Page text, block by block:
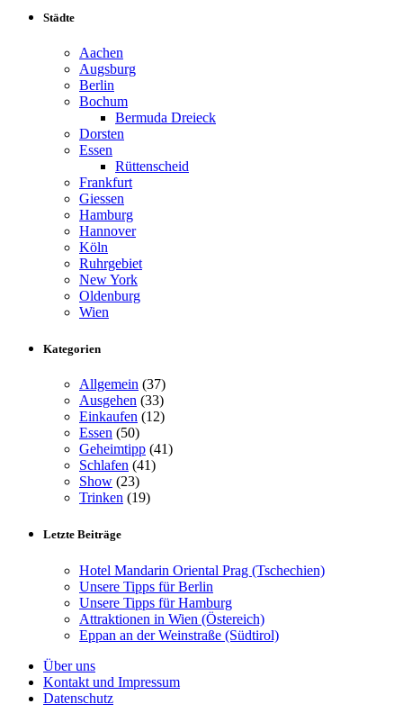
Städte
Aachen
Augsburg
Berlin
Bochum
Bermuda Dreieck
Dorsten
Essen
Rüttenscheid
Frankfurt
Giessen
Hamburg
Hannover
Köln
Ruhrgebiet
New York
Oldenburg
Wien
Kategorien
Allgemein (37)
Ausgehen (33)
Einkaufen (12)
Essen (50)
Geheimtipp (41)
Schlafen (41)
Show (23)
Trinken (19)
Letzte Beiträge
Hotel Mandarin Oriental Prag (Tschechien)
Unsere Tipps für Berlin
Unsere Tipps für Hamburg
Attraktionen in Wien (Östereich)
Eppan an der Weinstraße (Südtirol)
Über uns
Kontakt und Impressum
Datenschutz